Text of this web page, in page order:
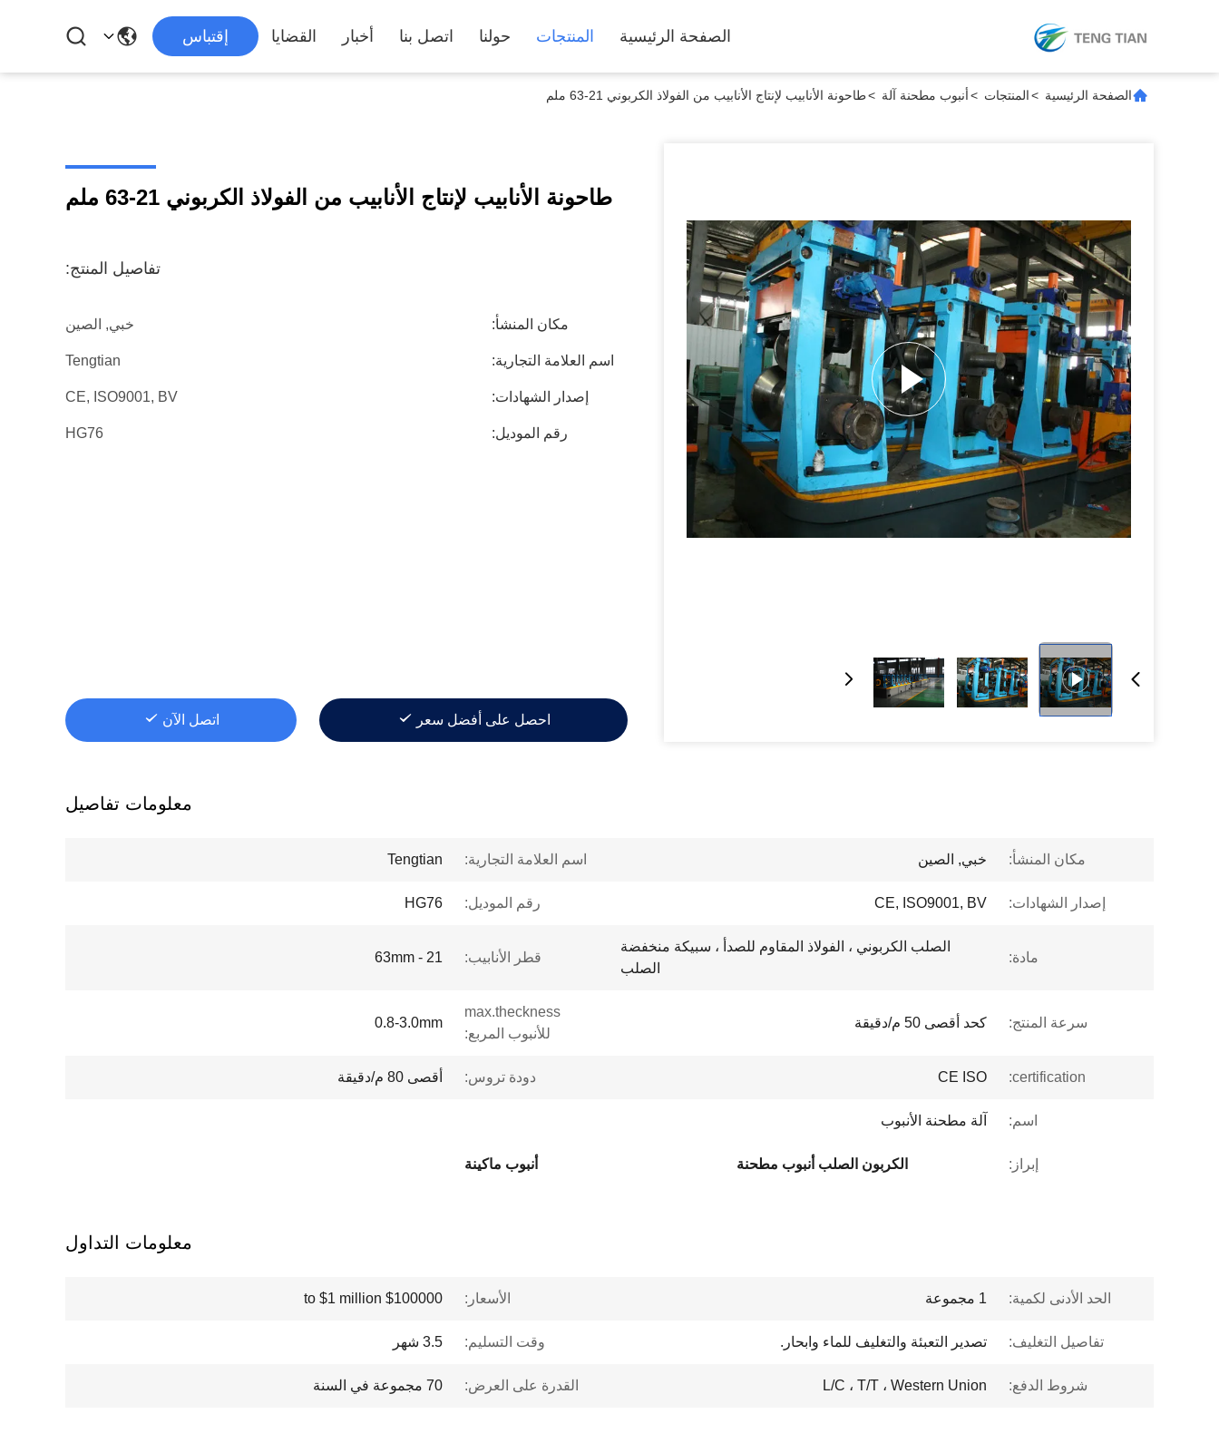
الصفحة الرئيسية المنتجات حولنا اتصل بنا أخبار القضايا إقتباس
الصفحة الرئيسية >المنتجات >أنبوب مطحنة آلة >طاحونة الأنابيب لإنتاج الأنابيب من الفولاذ الكربوني 21-63 ملم
طاحونة الأنابيب لإنتاج الأنابيب من الفولاذ الكربوني 21-63 ملم
تفاصيل المنتج:
مكان المنشأ: خبي, الصين
اسم العلامة التجارية: Tengtian
إصدار الشهادات: CE, ISO9001, BV
رقم الموديل: HG76
احصل على أفضل سعر اتصل الآن
معلومات تفاصيل
مكان المنشأ: خبي, الصين اسم العلامة التجارية: Tengtian
إصدار الشهادات: CE, ISO9001, BV رقم الموديل: HG76
مادة:
الصلب الكربوني ، الفولاذ المقاوم للصدأ ، سبيكة منخفضة
الصلب
قطر الأنابيب: 21 - 63mm
سرعة المنتج: كحد أقصى 50 م/دقيقة
max.theckness
للأنبوب المربع:
0.8-3.0mm
certification:
CE ISO دودة تروس: أقصى 80 م/دقيقة
اسم: آلة مطحنة الأنبوب
إبراز: الكربون الصلب أنبوب مطحنة أنبوب ماكينة
معلومات التداول
الحد الأدنى لكمية: 1 مجموعة الأسعار: $100000 to $1 million
تفاصيل التغليف: تصدير التعبئة والتغليف للماء وابحار. وقت التسليم: 3.5 شهر
شروط الدفع: L/C ، T/T ، Western Union القدرة على العرض: 70 مجموعة في السنة